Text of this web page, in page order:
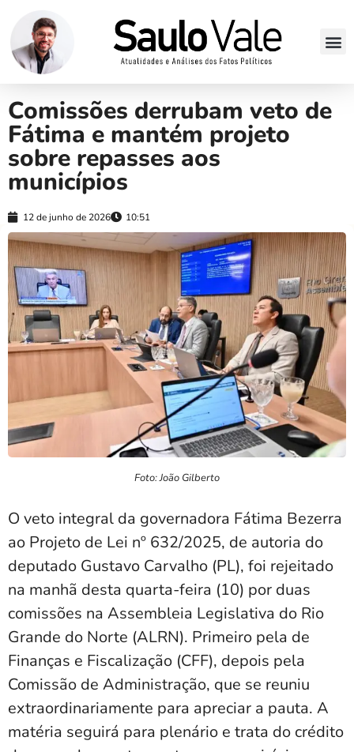
Comissões derrubam veto de
Fátima e mantém projeto
sobre repasses aos
municípios
12 de junho de 2026 10:51
Foto: João Gilberto
O veto integral da governadora Fátima Bezerra
ao Projeto de Lei nº 632/2025, de autoria do
deputado Gustavo Carvalho (PL), foi rejeitado
na manhã desta quarta-feira (10) por duas
comissões na Assembleia Legislativa do Rio
Grande do Norte (ALRN). Primeiro pela de
Finanças e Fiscalização (CFF), depois pela
Comissão de Administração, que se reuniu
extraordinariamente para apreciar a pauta. A
matéria seguirá para plenário e trata do crédito